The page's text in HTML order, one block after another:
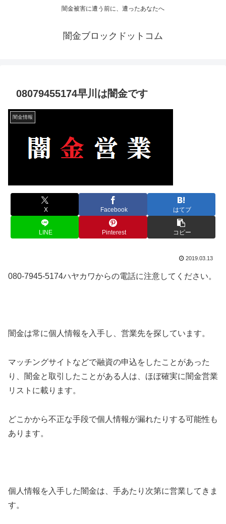
闇金被害に遭う前に、遭ったあなたへ
闇金ブロックドットコム
08079455174早川は闇金です
闇金情報
X Facebook はてブ
LINE Pinterest コピー
2019.03.13
080-7945-5174ハヤカワからの電話に注意してください。
闇金は常に個人情報を入手し、営業先を探しています。
マッチングサイトなどで融資の申込をしたことがあった
り、闇金と取引したことがある人は、ほぼ確実に闇金営業
リストに載ります。
どこかから不正な手段で個人情報が漏れたりする可能性も
あります。
個人情報を入手した闇金は、手あたり次第に営業してきま
す。